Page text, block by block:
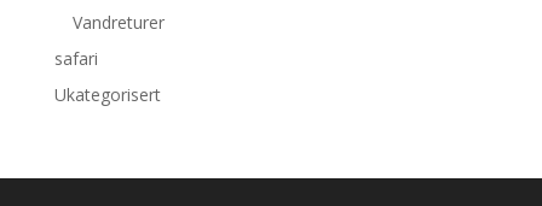
Vandreturer
safari
Ukategorisert